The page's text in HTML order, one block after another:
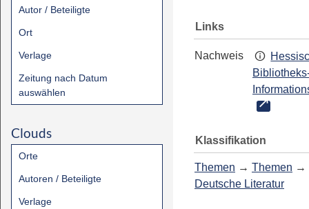
Autor / Beteiligte
Ort
Verlage
Zeitung nach Datum
auswählen
Clouds
Orte
Autoren / Beteiligte
Verlage
Links
Nachweis
Klassifikation
Themen → Themen →
Deutsche Literatur